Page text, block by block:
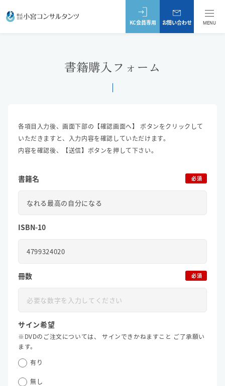
MENU
KC会員専用 お問い合わせ
書籍購入フォーム
各項目入力後、画面下部の【確認画面へ】 ボタンをクリックして
いただきますと、入力内容を確認していただけます。
内容を確認後、【送信】ボタンを押して下さい。
書籍名 必須
ISBN-10
冊数 必須
サイン希望
※DVDのご注文については、 サインできかねますこと ご了承願い
ます。
有り
無し